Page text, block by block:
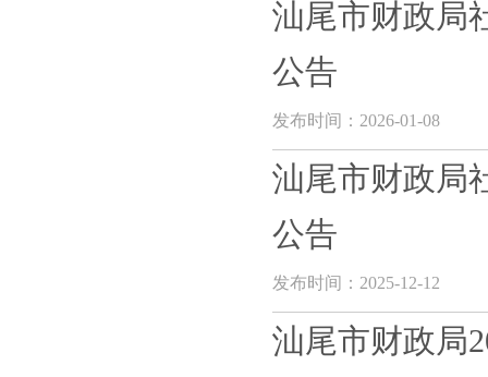
汕尾市财政局
公告
发布时间：2026-01-08
汕尾市财政局
公告
发布时间：2025-12-12
汕尾市财政局